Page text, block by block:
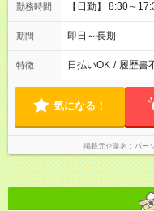
勤務時間 【日勤】 8:30～
期間 即日～長期
特徴 日払いOK / 履歴書
気になる！
掲載元企業名 パー